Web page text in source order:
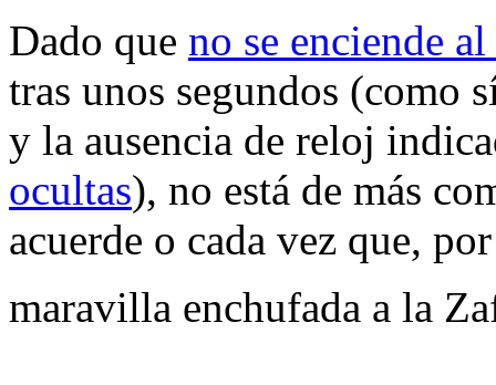
Dado que no se enciende
tras unos segundos (como
y la ausencia de reloj
ocultas), no está de más
acuerde o cada vez que,
maravilla enchufada a la